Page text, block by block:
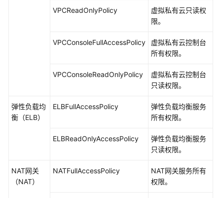
VPCReadOnlyPolicy
虚拟私有云只读权
限。
VPCConsoleFullAccessPolicy
虚拟私有云控制台
所有权限。
VPCConsoleReadOnlyPolicy
虚拟私有云控制台
只读权限。
弹性负载均
衡（ELB）
ELBFullAccessPolicy
弹性负载均衡服务
所有权限。
ELBReadOnlyAccessPolicy
弹性负载均衡服务
只读权限。
NAT网关
（NAT）
NATFullAccessPolicy
NAT网关服务所有
权限。